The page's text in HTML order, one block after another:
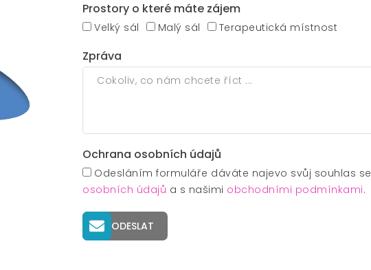
Prostory o které máte zájem
Velký sál Malý sál Terapeutická místnost
Zpráva
Ochrana osobních údajů
Odesláním formuláře dáváte najevo svůj souhlas se
osobních údajů a s našimi obchodními podmínkami.
ODESLAT